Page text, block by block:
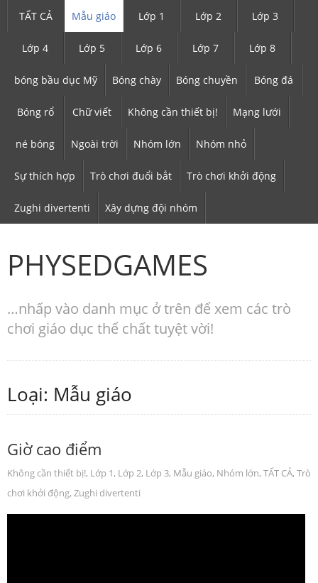
TẤT CẢ Mẫu giáo Lớp 1 Lớp 2 Lớp 3
Lớp 4 Lớp 5 Lớp 6 Lớp 7 Lớp 8
bóng bầu dục Mỹ Bóng chày Bóng chuyền Bóng đá
Bóng rổ Chữ viết Không cần thiết bị! Mạng lưới
né bóng Ngoài trời Nhóm lớn Nhóm nhỏ
Sự thích hợp Trò chơi đuổi bắt Trò chơi khởi động
Zughi divertenti Xây dựng đội nhóm
PHYSEDGAMES
…nhấp vào danh mục ở trên để xem các trò
chơi giáo dục thể chất tuyệt vời!
Loại: Mẫu giáo
Giờ cao điểm
Không cần thiết bị!, Lớp 1, Lớp 2, Lớp 3, Mẫu giáo, Nhóm lớn, TẤT CẢ, Trò
chơi khởi động, Zughi divertenti